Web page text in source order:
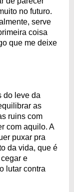
no futuro.
serve
coisa
que me deixe
do leve da
as
ruins com
com aquilo. A
puxar pra
da vida, que é
e
lutar contra